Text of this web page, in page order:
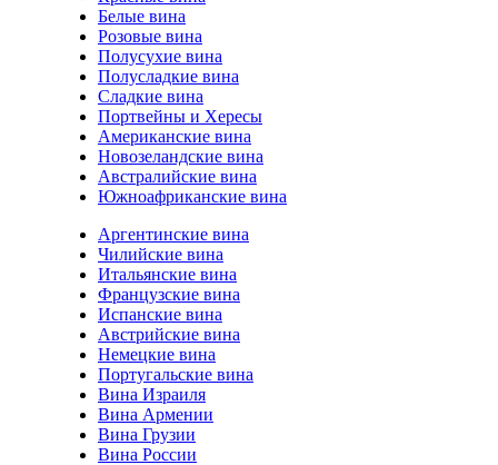
Белые вина
Розовые вина
Полусухие вина
Полусладкие вина
Сладкие вина
Портвейны и Хересы
Американские вина
Новозеландские вина
Австралийские вина
Южноафриканские вина
Аргентинские вина
Чилийские вина
Итальянские вина
Французские вина
Испанские вина
Австрийские вина
Немецкие вина
Португальские вина
Вина Израиля
Вина Армении
Вина Грузии
Вина России